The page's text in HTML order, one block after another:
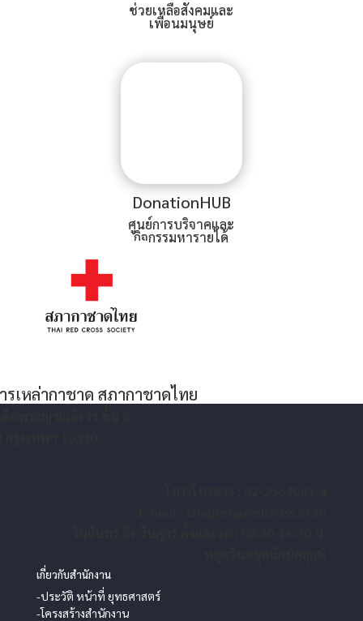
ช่วยเหลือสังคมและ
เพื่อนมนุษย์
DonationHUB
ศูนย์การบริจาคและ
กิจกรรมหารายได้
รเหล่ากาชาด สภากาชาดไทย
เกี่ยวกับสำนักงาน
-ประวัติ หน้าที่ ยุทธศาสตร์
-โครงสร้างสำนักงาน